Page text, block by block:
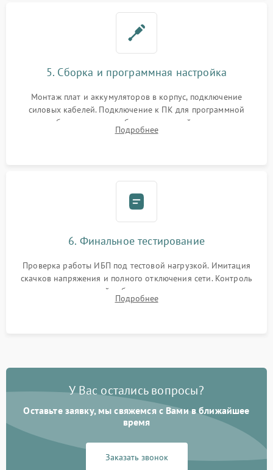
5. Сборка и программная настройка
Монтаж плат и аккумуляторов в корпус, подключение
силовых кабелей. Подключение к ПК для программной
калибровки констант батареи, настройки порогов
срабатывания AVR и сброса счетчиков старения АКБ.
Подробнее
6. Финальное тестирование
Проверка работы ИБП под тестовой нагрузкой. Имитация
скачков напряжения и полного отключения сети. Контроль
времени автономной работы, температурного режима и
корректности формы выходного сигнала.
Подробнее
У Вас остались вопросы?
Оставьте заявку, мы свяжемся с Вами в ближайшее
время
Заказать звонок